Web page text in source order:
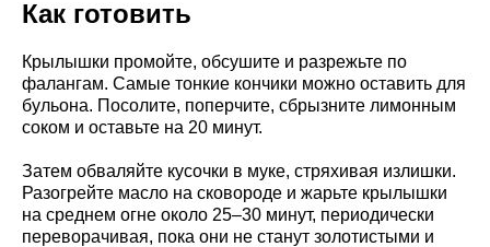
Как готовить
Крылышки промойте, обсушите и разрежьте по
фалангам. Самые тонкие кончики можно оставить для
бульона. Посолите, поперчите, сбрызните лимонным
соком и оставьте на 20 минут.
Затем обваляйте кусочки в муке, стряхивая излишки.
Разогрейте масло на сковороде и жарьте крылышки
на среднем огне около 25–30 минут, периодически
переворачивая, пока они не станут золотистыми и